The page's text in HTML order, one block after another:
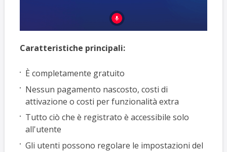
Caratteristiche principali:
È completamente gratuito
Nessun pagamento nascosto, costi di
attivazione o costi per funzionalità extra
Tutto ciò che è registrato è accessibile solo
all'utente
Gli utenti possono regolare le impostazioni del